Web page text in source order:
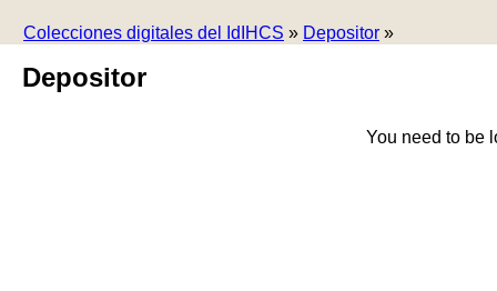
Colecciones digitales del IdIHCS » Depositor »
Depositor
You need to be